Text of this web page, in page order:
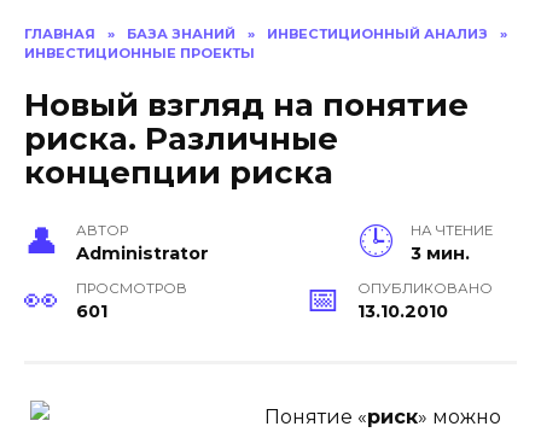
ГЛАВНАЯ » БАЗА ЗНАНИЙ » ИНВЕСТИЦИОННЫЙ АНАЛИЗ
»
ИНВЕСТИЦИОННЫЕ ПРОЕКТЫ
Новый взгляд на понятие
риска. Различные
концепции риска
АВТОР
Administrator
НА ЧТЕНИЕ
3 мин.
ПРОСМОТРОВ
601
ОПУБЛИКОВАНО
13.10.2010
Понятие «риск» можно